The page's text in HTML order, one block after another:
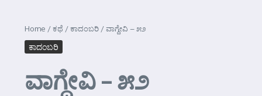
Home /ಕಥೆ /ಕಾದಂಬರಿ /ವಾಗ್ದೇವಿ – ೫೨
ಕಾದಂಬರಿ
ವಾಗ್ದೇವಿ – ೫೨